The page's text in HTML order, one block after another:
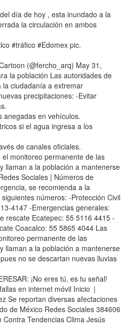
día de hoy , esta inundado a la
la circulación en ambos
#tráfico #Edomex pic.
(@fercho_arq) May 31,
la población Las autoridades de
la ciudadanía a extremar
precipitaciones: -Evitar
anegadas en vehículos.
si el agua ingresa a los
de canales oficiales.
monitoreo permanente de las
llaman a la población a mantenerse
Sociales | Números de
se recomienda a la
números: -Protección Civil
4147 -Emergencias generales:
rescate Ecatepec: 55 5116 4415 -
Coacalco: 55 5865 4044 Las
permanente de las
llaman a la población a mantenerse
no se descartan nuevas lluvias
¡No eres tú, es tu señal!
en internet móvil Inicio |
Se reportan diversas afectaciones
de México Redes Sociales 384606
Tendencias Clima Jesús